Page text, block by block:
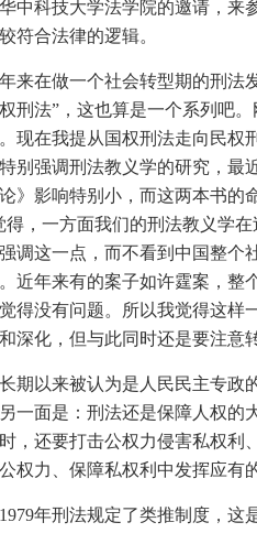
中科技大学法学院的邀请，来
符合法律的逻辑。
来在做一个社会转型期的刑法
刑法”，这也算是一个系列吧
现在我提从国权刑法走向民
别强调刑法教义学的研究，最
论》影响特别小，而这两本书
得，一方面我们的刑法教义学
调这一点，而不看到中国整个
近年来有的案子如许霆案，整
得没有问题。所以我觉得这样
深化，但与此同时还是要注意
期以来被认为是人民民主专政
一面是：刑法还是保障人权的
，还要打击公权力侵害私权利
权力、保障私权利中发挥应有
年刑法规定了类推制度，这